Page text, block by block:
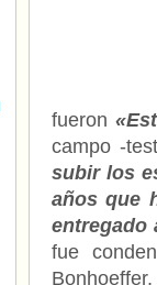
fueron
campo -
subir los
años que
entregado
fue